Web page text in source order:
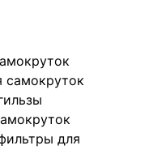
для